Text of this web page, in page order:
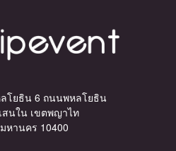
โยธิน 6 ถนนพหลโยธิน
สนใน เขตพญาไท
หานคร 10400